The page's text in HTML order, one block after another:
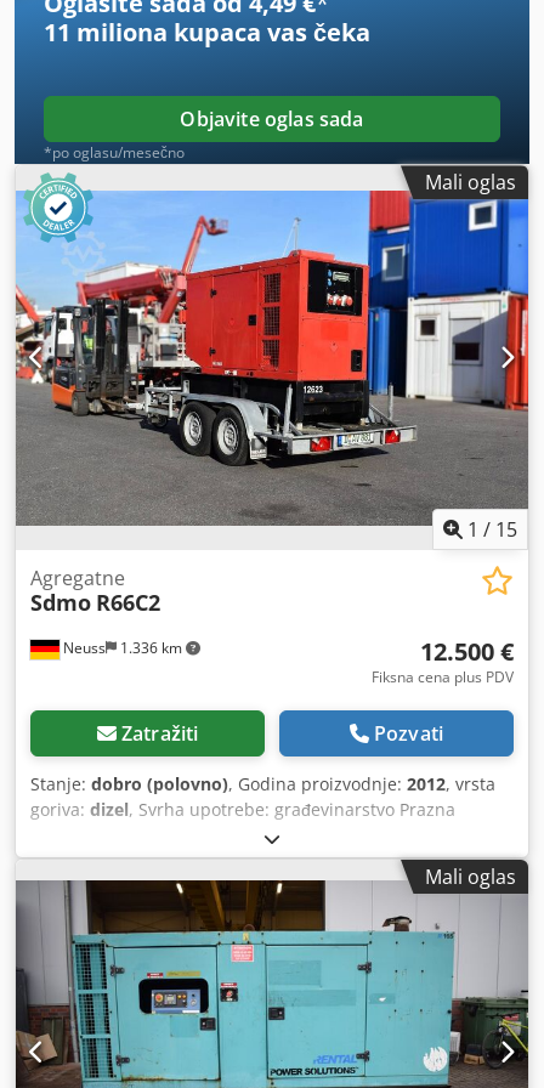
11 miliona kupaca vas čeka
Objavite oglas sada
*po oglasu/mesečno
Mali oglas
1 / 15
Neuss 1.336 km
Agregatne
Sdmo R66C2
12.500 €
Fiksna cena plus PDV
Zatražiti Pozvati
Stanje: dobro (polovno), Godina proizvodnje: 2012, vrsta
goriva: dizel, Svrha upotrebe: građevinarstvo Prazna
težina: 2.172 kg Snaga generatora: 60 kVA CE-označavanje:
da Tehničko stanje: dobro Vizuelno stanje: dobro Uslovi
isporuke: EXW Zapremina rezervoara za vodu: 390 l Za više
informacija obratite se Christianu Theißenu. Proizvođač:
SDMO Tip: R66C2 Godina proizvodnje: 2012 Tip proizvoda:
polovno Podaci: Snaga: 60 kVA Motor: John Deere Dužina:
234 cm Širina: 108 cm Visina: 190 cm Zapremina
rezervoara: 390 l / dizel Potrebni priključci: 2x 230 V/16 A,
1x 380 V/16 A, 1x 380 V, 63 A ili priključna letva. Vrsta
pogona: dizel Radna buka: 88 dB Prazna težina: 2.172 kg
Mali oglas